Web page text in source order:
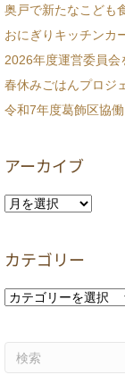
奥戸で新たなこども
おにぎりキッチンカ
2026年度運営委員会
春休みごはんプロジ
令和7年度葛飾区協
アーカイブ
ア
イ
カテゴリー
カ